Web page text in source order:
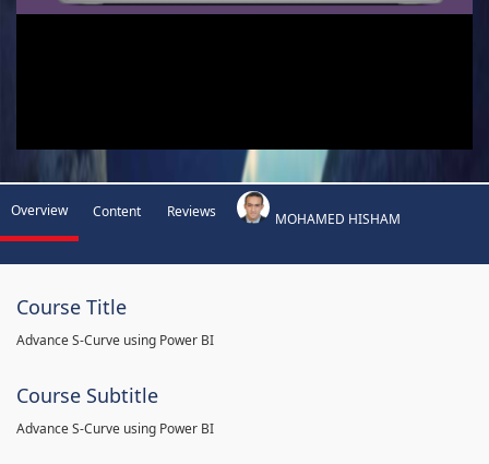
Overview Content Reviews MOHAMED HISHAM
Course Title
Advance S-Curve using Power BI
Course Subtitle
Advance S-Curve using Power BI